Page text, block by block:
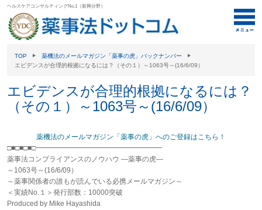
ヘルスケアコンサルティングNo.1（新興分野）
TOP
薬機法のメールマガジン「薬事の虎」バックナンバー
エビデンスが合理的根拠になるには？（その１）～1063号～(16/6/09）
エビデンスが合理的根拠になるには？
（その１）～1063号～(16/6/09）
薬機法のメールマガジン「薬事の虎」へのご登録はこちら！
□■□■□■□━━━━━━━━━━━━━━━━━━
薬事法コンプライアンスのノウハウ ―薬事の虎―
～1063号～(16/6/09）
～薬事関係者の誰もが読んでいる必携メールマガジン～
＜実績No.１＞発行部数：10000突破
Produced by Mike Hayashida